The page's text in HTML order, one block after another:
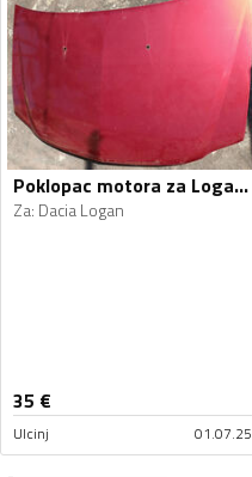
Poklopac motora za Logan, Logan
Za: Dacia Logan
35 €
Ulcinj 01.07.25